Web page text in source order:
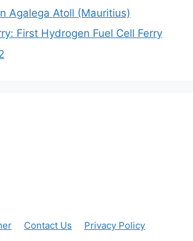
Agalega Atoll (Mauritius)
First Hydrogen Fuel Cell Ferry
Contact Us
Privacy Policy